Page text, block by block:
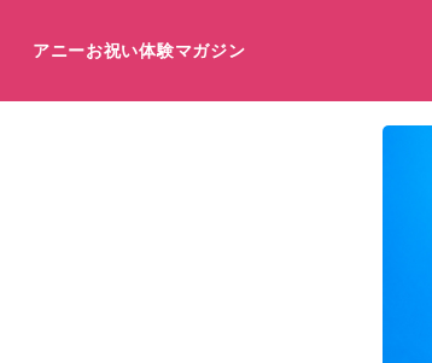
アニーお祝い体験マガジン